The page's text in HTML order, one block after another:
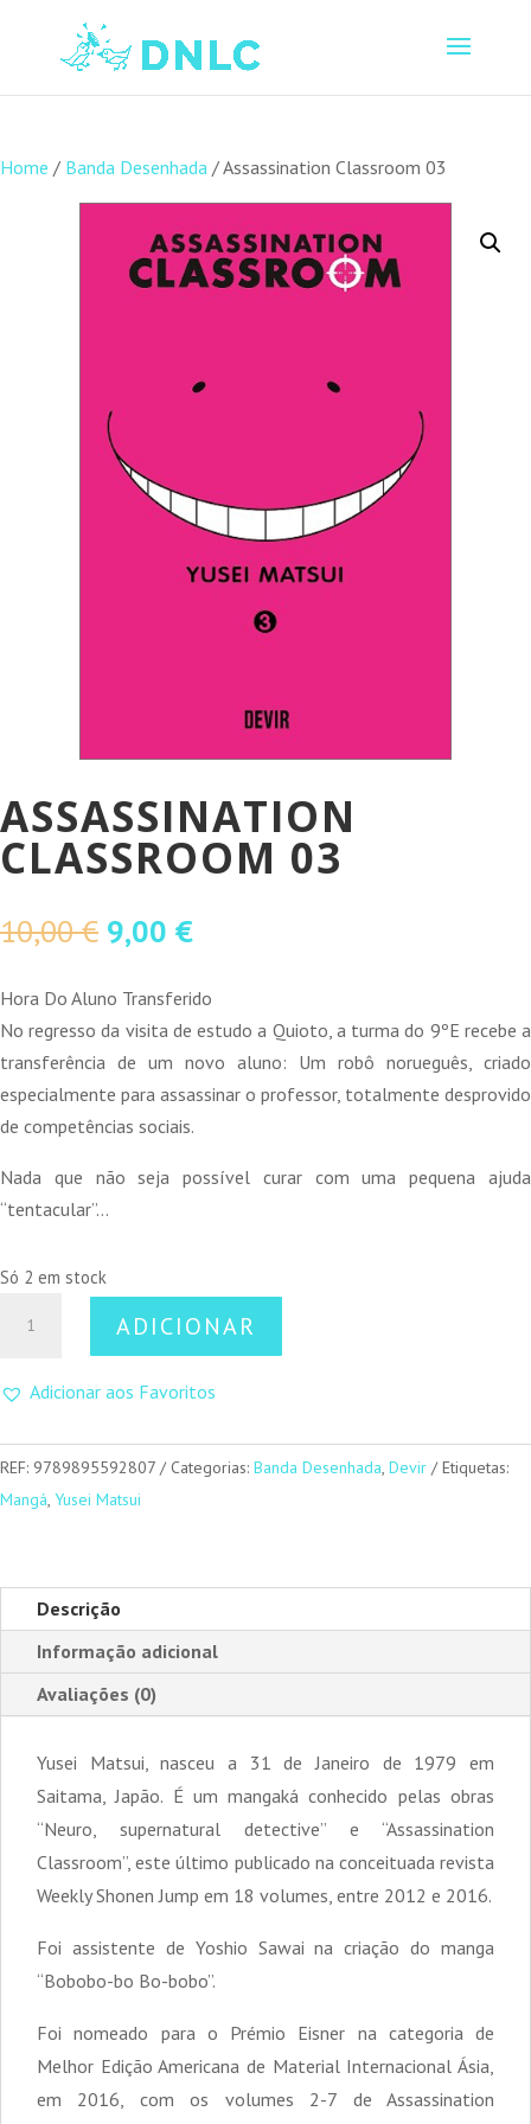
Home / Banda Desenhada / Assassination Classroom 03
ASSASSINATION
CLASSROOM 03
10,00€ O
original
era:
10,00 €.
9,00 €O
atual
é:
9,00 €.
Hora Do Aluno Transferido
No regresso da visita de estudo a Quioto, a turma do 9ºE recebe a
transferência de um novo aluno: Um robô norueguês, criado
especialmente para assassinar o professor, totalmente desprovido
de competências sociais.
Nada que não seja possível curar com uma pequena ajuda
“tentacular”…
Só 2 em stock
Classroom
ADICIONAR
Adicionar aos Favoritos
REF: 9789895592807 Categorias: Banda Desenhada, Devir
Etiquetas:
Mangá, Yusei Matsui
Descrição
Informação adicional
Avaliações (0)
Yusei Matsui, nasceu a 31 de Janeiro de 1979 em
Saitama, Japão. É um mangaká conhecido pelas obras
“Neuro, supernatural detective” e “Assassination
Classroom”, este último publicado na conceituada revista
Weekly Shonen Jump em 18 volumes, entre 2012 e 2016.
Foi assistente de Yoshio Sawai na criação do manga
“Bobobo-bo Bo-bobo”.
Foi nomeado para o Prémio Eisner na categoria de
Melhor Edição Americana de Material Internacional Ásia,
em 2016, com os volumes 2-7 de Assassination